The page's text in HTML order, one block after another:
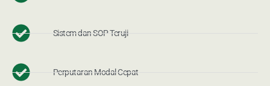
Sistem dan SOP Teruji
Perputaran Modal Cepat